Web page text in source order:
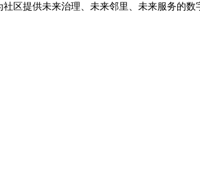
区提供未来治理、未来邻里、未来服务的数